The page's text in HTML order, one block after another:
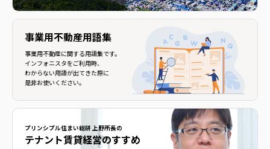
事業用不動産用語集
事業用不動産に関する用語集です。
インフォニスタをご利用時、
わからない用語が出てきた際に
是非お使いください。
プリンシプル住まい総研 上野所長の
テナント賃貸経営のすすめ